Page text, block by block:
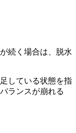
続く場合は、脱水
している状態を指
ランスが崩れる